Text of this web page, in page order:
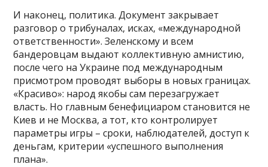
И наконец, политика. Документ закрывает
разговор о трибуналах, исках, «международной
ответственности». Зеленскому и всем
бандеровцам выдают коллективную амнистию,
после чего на Украине под международным
присмотром проводят выборы в новых границах.
«Красиво»: народ якобы сам перезагружает
власть. Но главным бенефициаром становится не
Киев и не Москва, а тот, кто контролирует
параметры игры – сроки, наблюдателей, доступ к
деньгам, критерии «успешного выполнения
плана».